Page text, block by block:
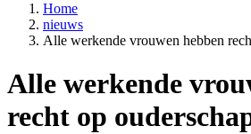
Home
nieuws
Alle werkende vrouwen hebben
Alle werkende
recht op